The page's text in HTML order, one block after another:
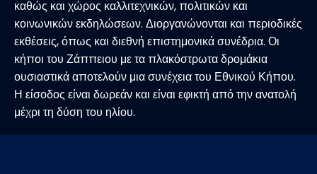
καθώς και χώρος καλλιτεχνικών, πολιτικών και
κοινωνικών εκδηλώσεων. Διοργανώνονται και περιοδικές
εκθέσεις, όπως και διεθνή επιστημονικά συνέδρια. Οι
κήποι του Ζάππειου με τα πλακόστρωτα δρομάκια
ουσιαστικά αποτελούν μια συνέχεια του Εθνικού Κήπου.
Η είσοδος είναι δωρεάν και είναι εφικτή από την ανατολή
μέχρι τη δύση του ηλίου.